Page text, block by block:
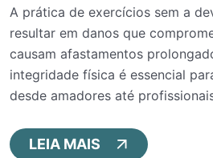
A prática de exercícios sem a
resultar em danos que
causam afastamentos
integridade física é essencial
desde amadores até
LEIA MAIS